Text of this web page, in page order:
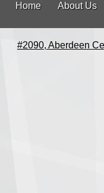
Home About Us
#2090, Aberdeen